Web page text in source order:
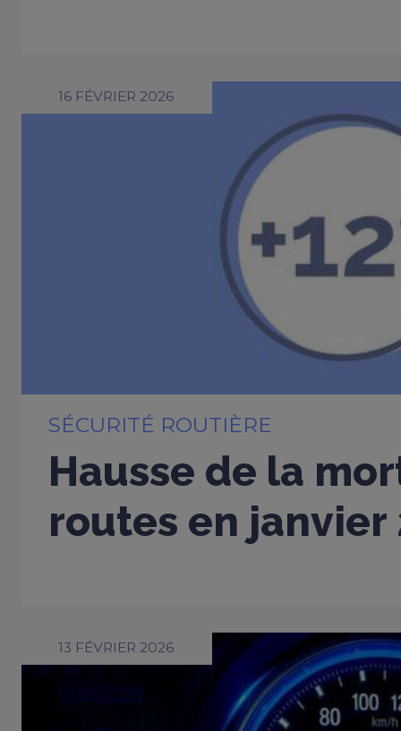
16 FÉVRIER 2026
SÉCURITÉ ROUTIÈRE
Hausse de la
routes en janvier
13 FÉVRIER 2026